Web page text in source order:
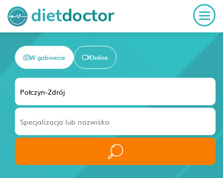
W gabinecie Online